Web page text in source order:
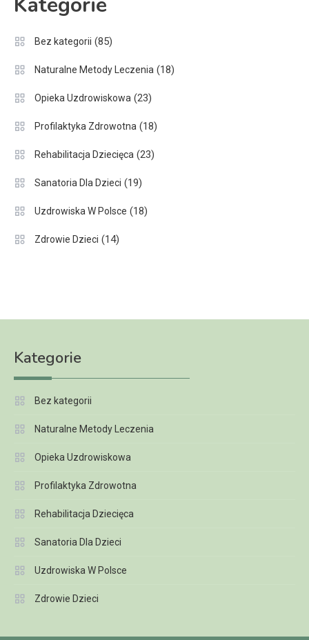
Bez kategorii (85)
Naturalne Metody Leczenia (18)
Opieka Uzdrowiskowa (23)
Profilaktyka Zdrowotna (18)
Rehabilitacja Dziecięca (23)
Sanatoria Dla Dzieci (19)
Uzdrowiska W Polsce (18)
Zdrowie Dzieci (14)
Kategorie
Bez kategorii
Naturalne Metody Leczenia
Opieka Uzdrowiskowa
Profilaktyka Zdrowotna
Rehabilitacja Dziecięca
Sanatoria Dla Dzieci
Uzdrowiska W Polsce
Zdrowie Dzieci